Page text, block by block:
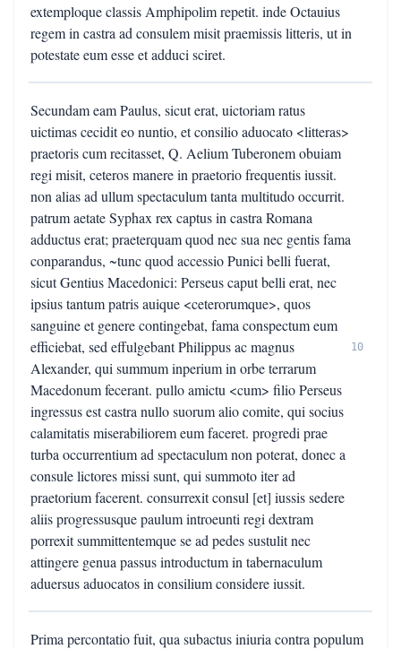
extemploque classis Amphipolim repetit. inde Octauius
regem in castra ad consulem misit praemissis litteris, ut in
potestate eum esse et adduci sciret.
Secundam eam Paulus, sicut erat, uictoriam ratus
uictimas cecidit eo nuntio, et consilio aduocato <litteras>
praetoris cum recitasset, Q. Aelium Tuberonem obuiam
regi misit, ceteros manere in praetorio frequentis iussit.
non alias ad ullum spectaculum tanta multitudo occurrit.
patrum aetate Syphax rex captus in castra Romana
adductus erat; praeterquam quod nec sua nec gentis fama
conparandus, ~tunc quod accessio Punici belli fuerat,
sicut Gentius Macedonici: Perseus caput belli erat, nec
ipsius tantum patris auique <ceterorumque>, quos
sanguine et genere contingebat, fama conspectum eum
efficiebat, sed effulgebant Philippus ac magnus
Alexander, qui summum inperium in orbe terrarum
Macedonum fecerant. pullo amictu <cum> filio Perseus
ingressus est castra nullo suorum alio comite, qui socius
calamitatis miserabiliorem eum faceret. progredi prae
turba occurrentium ad spectaculum non poterat, donec a
consule lictores missi sunt, qui summoto iter ad
praetorium facerent. consurrexit consul [et] iussis sedere
aliis progressusque paulum introeunti regi dextram
porrexit summittentemque se ad pedes sustulit nec
attingere genua passus introductum in tabernaculum
aduersus aduocatos in consilium considere iussit.
10
Prima percontatio fuit, qua subactus iniuria contra populum